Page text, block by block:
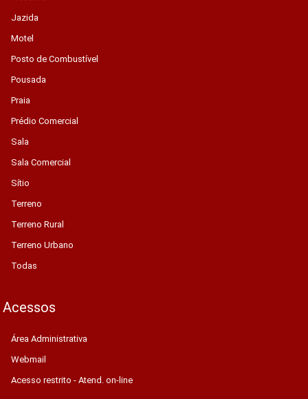
Jazida
Motel
Posto de Combustível
Pousada
Praia
Prédio Comercial
Sala
Sala Comercial
Sítio
Terreno
Terreno Rural
Terreno Urbano
Todas
Acessos
Área Administrativa
Webmail
Acesso restrito - Atend. on-line